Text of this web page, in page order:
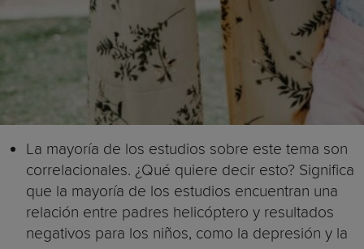
La mayoría de los estudios sobre este tema son
correlacionales. ¿Qué quiere decir esto? Significa
que la mayoría de los estudios encuentran una
relación entre padres helicóptero y resultados
negativos para los niños, como la depresión y la